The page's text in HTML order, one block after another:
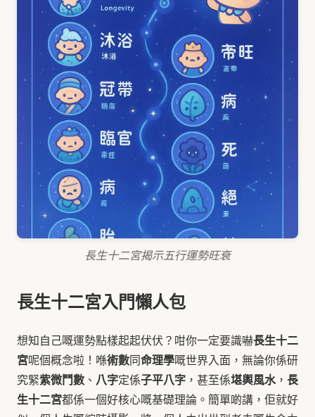
長生十二宮揭示五行運勢旺衰
長生十二宮入門懶人包
想知自己嘅運勢點樣起起伏伏？咁你一定要識嚇長生十二
宮呢個概念啦！喺術數同命理學嘅世界入面，無論你係研
究緊紫微鬥數 、 八字定係子平八字 ，甚至係堪輿風水， 長
生十二宮都係一個好核心嘅基礎理論。簡單啲講，佢就好